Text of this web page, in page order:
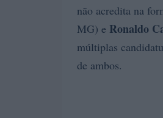
não acredita na
MG) e Ronaldo
múltiplas
de ambos.